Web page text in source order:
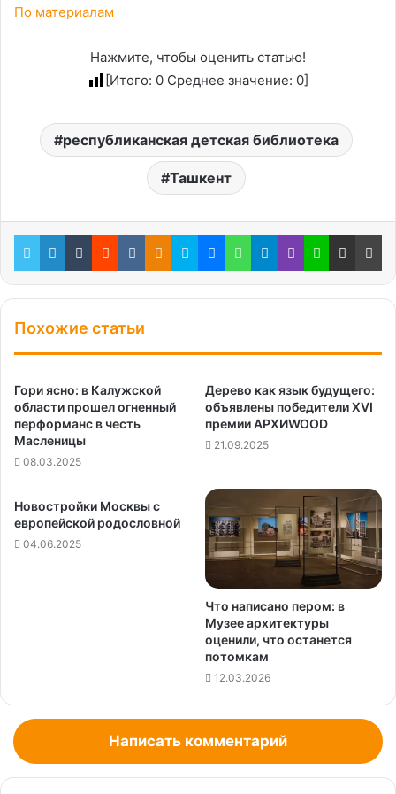
По материалам
Нажмите, чтобы оценить статью!
[Итого: 0 Среднее значение: 0]
республиканская детская библиотека
Ташкент
TwitterLinkedInTumblrRedditВконтакте
Одноклассники
SkypeMessenger
WhatsApp
Telegram
ViberLine Поделиться через электронную почту
Похожие статьи
Гори ясно: в Калужской
области прошел огненный
перформанс в честь
Масленицы
08.03.2025
Дерево как язык будущего:
объявлены победители XVI
премии АРХИWOOD
21.09.2025
Новостройки Москвы с
европейской родословной
04.06.2025
Что написано пером: в
Музее архитектуры
оценили, что останется
потомкам
12.03.2026
Написать комментарий